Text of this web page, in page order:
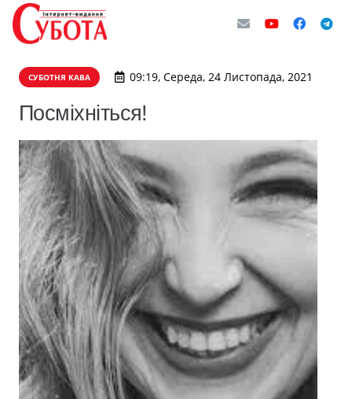
СУБОТНЯ КАВА 09:19, Середа, 24 Листопада, 2021
Посміхніться!